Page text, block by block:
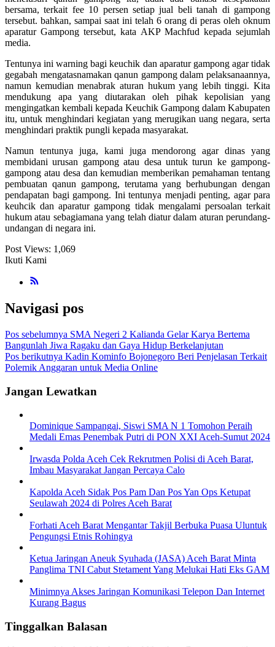
bersama, terkait fee 10 persen setiap jual beli tanah di gampong
tersebut. bahkan, sampai saat ini telah 6 orang di peras oleh oknum
aparatur Gampong tersebut, kata AKP Machfud kepada sejumlah
media.
Tentunya ini warning bagi keuchik dan aparatur gampong agar tidak
gegabah mengatasnamakan qanun gampong dalam pelaksanaannya,
namun kemudian menabrak aturan hukum yang lebih tinggi. Kita
mendukung apa yang diutarakan oleh pihak kepolisian yang
mengingatkan kembali kepada Keuchik Gampong dalam Kabupaten
itu, untuk menghindari kegiatan yang merugikan uang negara, serta
menghindari praktik pungli kepada masyarakat.
Namun tentunya juga, kami juga mendorong agar dinas yang
membidani urusan gampong atau desa untuk turun ke gampong-
gampong atau desa dan kemudian memberikan pemahaman tentang
pembuatan qanun gampong, terutama yang berhubungan dengan
pendapatan bagi gampong. Ini tentunya menjadi penting, agar para
keuhcik dan aparatur gampong tidak mengalami persoalan terkait
hukum atau sebagiamana yang telah diatur dalam aturan perundang-
undangan di negara ini.
Post Views: 1,069
Ikuti Kami
Navigasi pos
Pos sebelumnya SMA Negeri 2 Kalianda Gelar Karya Bertema
Bangunlah Jiwa Ragaku dan Gaya Hidup Berkelanjutan
Pos berikutnya Kadin Kominfo Bojonegoro Beri Penjelasan Terkait
Polemik Anggaran untuk Media Online
Jangan Lewatkan
Dominique Sampangai, Siswi SMA N 1 Tomohon Peraih
Medali Emas Penembak Putri di PON XXI Aceh-Sumut 2024
Irwasda Polda Aceh Cek Rekrutmen Polisi di Aceh Barat,
Imbau Masyarakat Jangan Percaya Calo
Kapolda Aceh Sidak Pos Pam Dan Pos Yan Ops Ketupat
Seulawah 2024 di Polres Aceh Barat
Forhati Aceh Barat Mengantar Takjil Berbuka Puasa Uluntuk
Pengungsi Etnis Rohingya
Ketua Jaringan Aneuk Syuhada (JASA) Aceh Barat Minta
Panglima TNI Cabut Stetament Yang Melukai Hati Eks GAM
Minimnya Akses Jaringan Komunikasi Telepon Dan Internet
Kurang Bagus
Tinggalkan Balasan